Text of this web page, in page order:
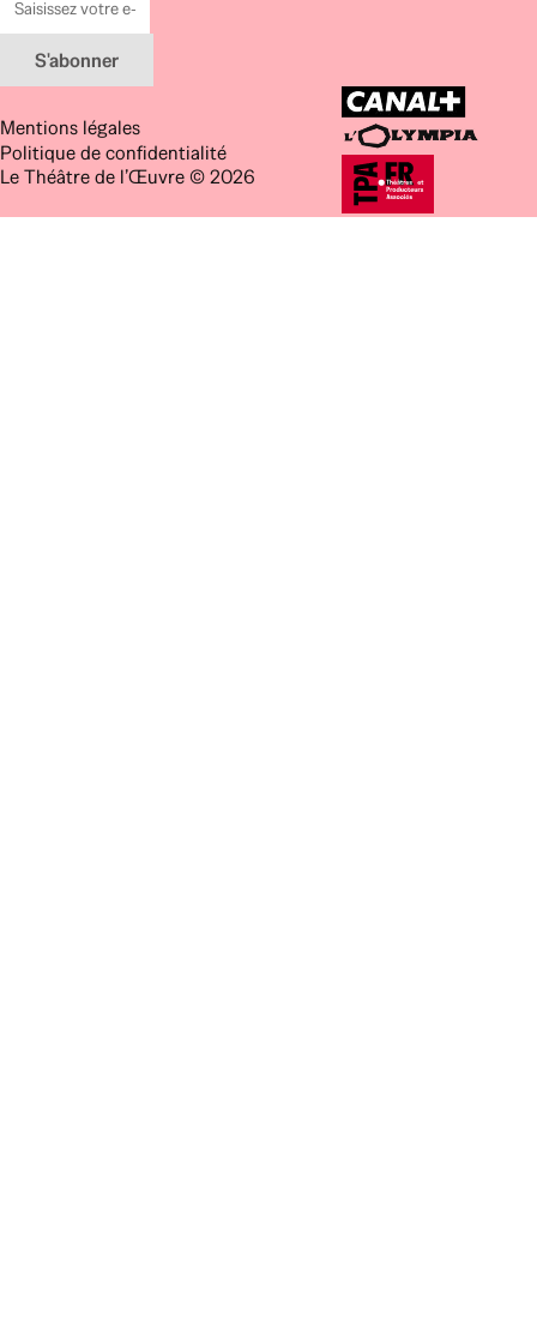
e-
mail
S'abonner
Mentions légales
Politique de confidentialité
Le Théâtre de l’Œuvre © 2026